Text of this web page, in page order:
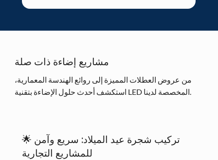
مشاريع إضاءة ذات صلة
من عروض العطلات المميزة إلى روائع الهندسة المعمارية،
استكشف أحدث حلول الإضاءة بتقنية LED المخصصة لدينا.
🌟 تركيب شجرة عيد الميلاد: سريع وآمن
للمشاريع التجارية